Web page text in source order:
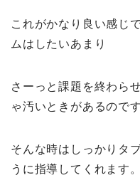
これがかなり良い感じ
ムはしたいあまり
さーっと課題を終わら
ゃ汚いときがあるのです
そんな時はしっかりタ
うに指導してくれます。